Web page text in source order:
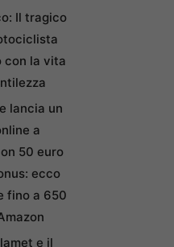
Il tragico
con la vita
lancia un
a
50 euro
ecco
fino a 650
e il